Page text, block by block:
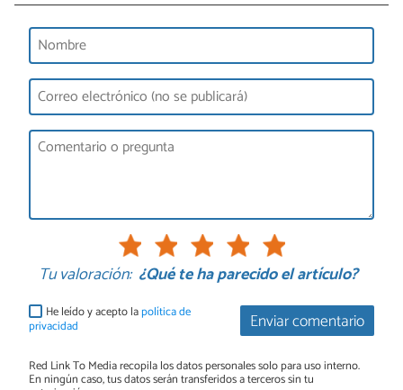
Tu valoración: ¿Qué te ha parecido el artículo?
Enviar comentario
He leído y acepto lapolítica de
privacidad
Red Link To Media recopila los datos personales solo para uso interno.
En ningún caso, tus datos serán transferidos a terceros sin tu